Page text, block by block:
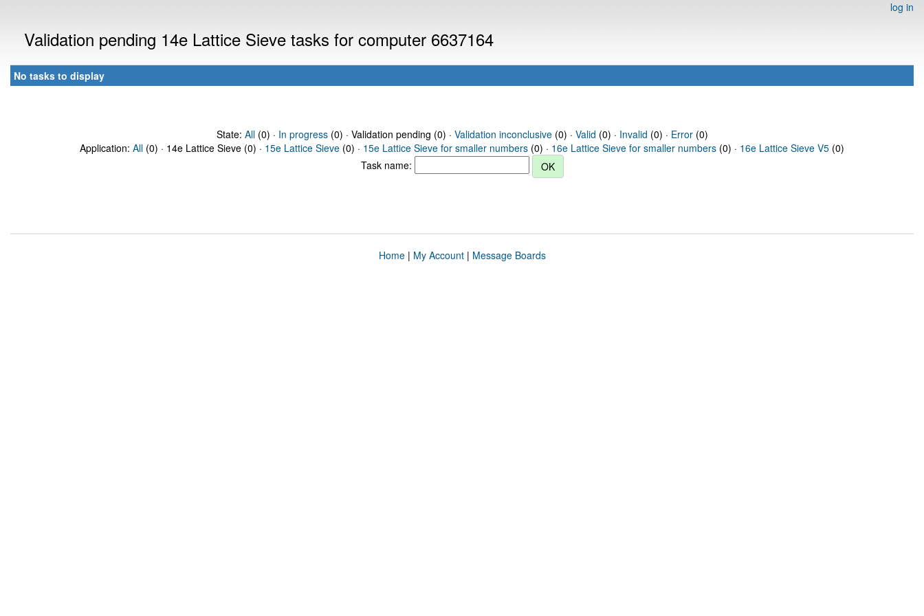
log in
Validation pending 14e Lattice Sieve tasks for computer 6637164
No tasks to display
State: All(0) · In progress(0) · Validation pending (0) · Validation inconclusive(0) · Valid (0) · Invalid (0) · Error(0)
Application: All (0) · 14e Lattice Sieve (0) · 15e Lattice Sieve (0) · 15e Lattice Sieve for smaller numbers (0) · 16e Lattice Sieve for smaller numbers (0) · 16e Lattice Sieve V5 (0)
Task name:
Home| My Account| Message Boards